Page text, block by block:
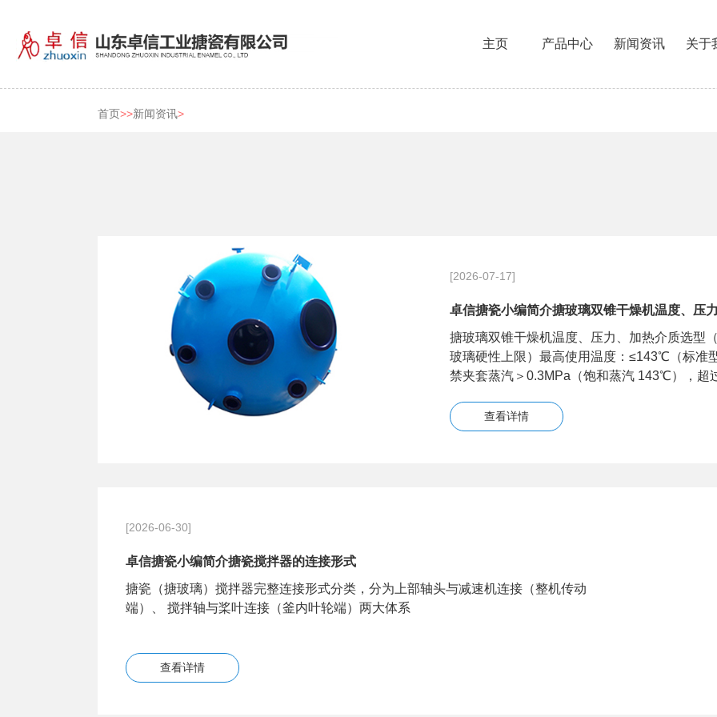
主页 产品中心 新闻资讯 关于
首页>>新闻资讯>
[2026-07-17]
卓信搪瓷小编简介搪玻璃双锥干燥机温度、压
搪玻璃双锥干燥机温度、压力、加热介质选型
玻璃硬性上限）最高使用温度：≤143℃（标准
禁夹套蒸汽＞0.3MPa（饱和蒸汽 143℃），超
查看详情
[2026-06-30]
卓信搪瓷小编简介搪瓷搅拌器的连接形式
搪瓷（搪玻璃）搅拌器完整连接形式分类，分为上部轴头与减速机连接（整机传动
端）、 搅拌轴与桨叶连接（釜内叶轮端）两大体系
查看详情